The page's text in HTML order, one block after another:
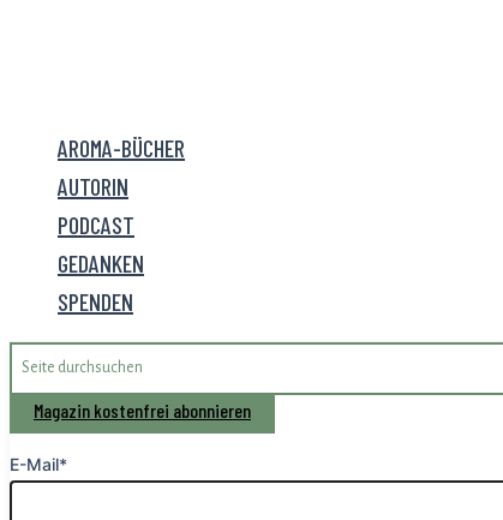
AROMA-BÜCHER
AUTORIN
PODCAST
GEDANKEN
SPENDEN
Search
for:
Magazin kostenfrei abonnieren
E-Mail*